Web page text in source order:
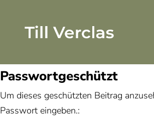
Passwortgeschützt
Um dieses geschützten Beitrag
Passwort eingeben.: